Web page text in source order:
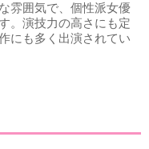
雰囲気で、個性派女優
。演技力の高さにも定
にも多く出演されてい